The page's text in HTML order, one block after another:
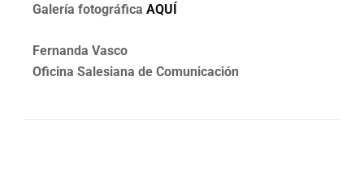
Galería fotográfica AQUÍ
Fernanda Vasco
Oficina Salesiana de Comunicación